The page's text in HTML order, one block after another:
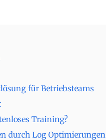
für Betriebsteams
Training?
durch Log Optimierungen